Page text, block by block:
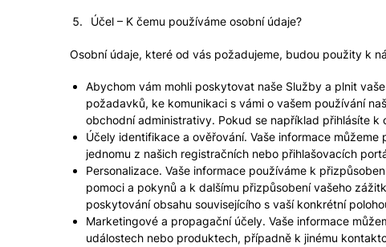
Účel – K čemu používáme osobní údaje?
Osobní údaje, které od vás požadujeme, budou použity k
Abychom vám mohli poskytovat naše Služby a plnit
požadavků, ke komunikaci s vámi o vašem používání
obchodní administrativy. Pokud se například přihlásíte
Účely identifikace a ověřování. Vaše informace
jednomu z našich registračních nebo přihlašovacích
Personalizace. Vaše informace používáme k
pomoci a pokynů a k dalšímu přizpůsobení vašeho
poskytování obsahu souvisejícího s vaší konkrétní
Marketingové a propagační účely. Vaše informace
událostech nebo produktech, případně k jinému